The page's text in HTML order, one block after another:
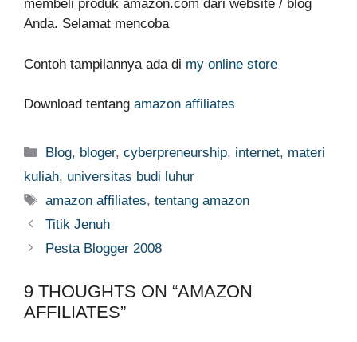
membeli produk amazon.com dari website / blog
Anda. Selamat mencoba
Contoh tampilannya ada di my online store
Download tentang amazon affiliates
Categories
Blog, bloger,cyberpreneurship, internet, materi
kuliah, universitas budi luhur
Tags
amazon affiliates,tentang amazon
Titik Jenuh
Pesta Blogger 2008
9 THOUGHTS ON “AMAZON
AFFILIATES”